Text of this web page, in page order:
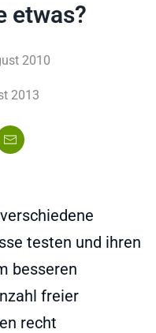
etwas?
2010
2013
testen und ihren
besseren
freier
recht